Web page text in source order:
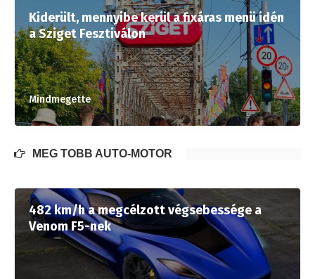
Kiderült, mennyibe kerül a fixáras menü idén
a Sziget Fesztiválon
Mindmegette
MÉG TÖBB AUTÓ-MOTOR
482 km/h a megcélzott végsebessége a
Venom F5-nek